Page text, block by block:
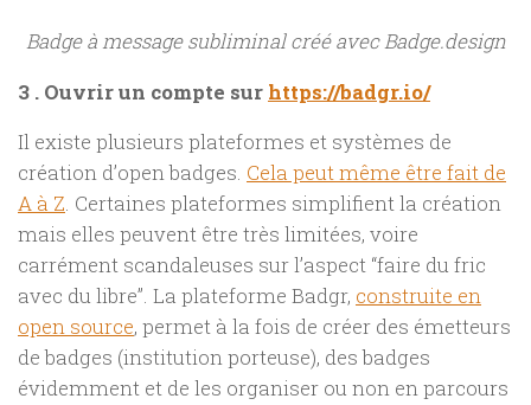
Badge à message subliminal créé avec Badge.design
3 . Ouvrir un compte sur https://badgr.io/
Il existe plusieurs plateformes et systèmes de
création d’open badges. Cela peut même être fait de
A à Z. Certaines plateformes simplifient la création
mais elles peuvent être très limitées, voire
carrément scandaleuses sur l’aspect “faire du fric
avec du libre”. La plateforme Badgr, construite en
open source, permet à la fois de créer des émetteurs
de badges (institution porteuse), des badges
évidemment et de les organiser ou non en parcours